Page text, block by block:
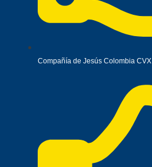
Compañía de Jesús Colombia CVX